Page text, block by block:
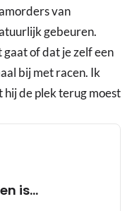
van
gebeuren.
of dat je zelf een
bij met racen. Ik
hij de plek terug moest
is...